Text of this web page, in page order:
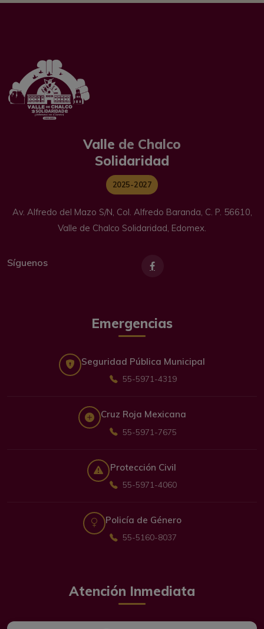
Valle de Chalco
Solidaridad
2025-2027
Av. Alfredo del Mazo S/N, Col. Alfredo Baranda, C. P. 56610,
Valle de Chalco Solidaridad, Edomex.
Síguenos
Emergencias
Seguridad Pública Municipal
55-5971-4319
Cruz Roja Mexicana
55-5971-7675
Protección Civil
55-5971-4060
Policía de Género
55-5160-8037
Atención Inmediata